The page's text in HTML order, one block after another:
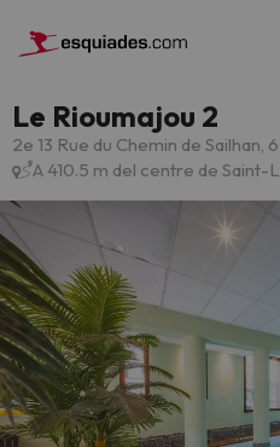
Le Rioumajou 2
2e 13 Rue du Chemin de Sailhan,
A 410.5 m del centre de Saint-